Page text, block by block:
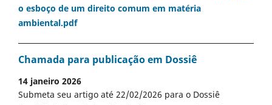
o esboço de um direito comum em matéria
ambiental.pdf
Chamada para publicação em Dossiê
14 janeiro 2026
Submeta seu artigo até 22/02/2026 para o Dossiê